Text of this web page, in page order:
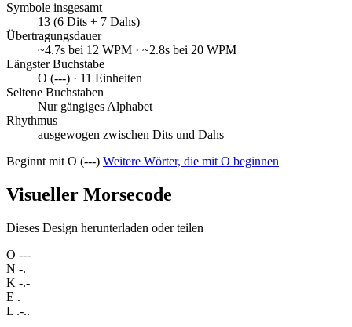
Symbole insgesamt
13 (6 Dits + 7 Dahs)
Übertragungsdauer
~4.7s bei 12 WPM · ~2.8s bei 20 WPM
Längster Buchstabe
O (---) · 11 Einheiten
Seltene Buchstaben
Nur gängiges Alphabet
Rhythmus
ausgewogen zwischen Dits und Dahs
Beginnt mit O (---) Weitere Wörter, die mit O beginnen
Visueller Morsecode
Dieses Design herunterladen oder teilen
O ---
N -.
K -.-
E .
L .-..